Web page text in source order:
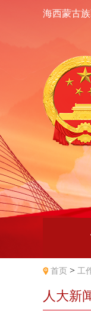
海西蒙古
首页 > 工
人大新